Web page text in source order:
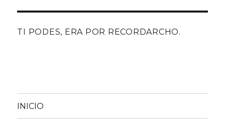
TI PODES, ERA POR RECORDARCHO.
INICIO